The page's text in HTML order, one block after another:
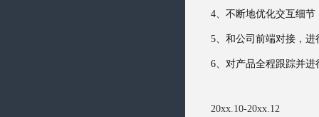
4、不断地优化交互细
5、和公司前端对接，
6、对产品全程跟踪并
20xx.10-20xx.12